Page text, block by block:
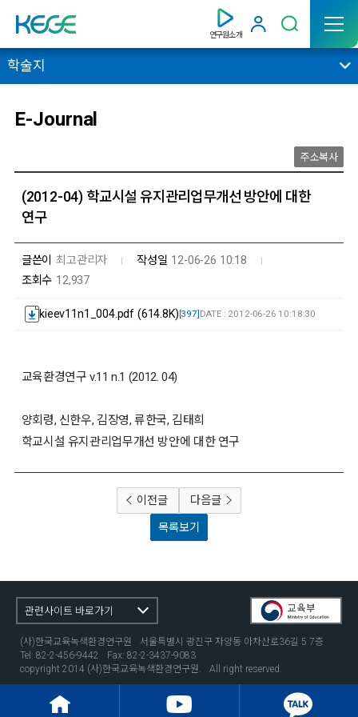
연구원소개
학술지
E-Journal
주소복사
(2012-04) 학교시설 유지관리업무개선 방안에 대한
연구
글쓴이 최고관리자 작성일 12-06-26 10:18
조회수 12,937
kieev11n1_004.pdf (614.8K)[397]DATE : 2012-06-26 10:18:30
교육환경연구 v.11 n.1 (2012. 04)
양회령, 신한우, 김장영, 류한국, 김태희
학교시설 유지관리업무개선 방안에 대한 연구
이전글 다음글
목록보기
(사)한국교육녹색환경연구원
서울특별시 광진구 자양동 아차산로36길 5 7층
Tel: 82-2-456-9442
Fax: 82-2-3437-9083
copyright 2014 (사)한국교육녹색환경연구원.
All right reserved.
관련사이트 바로가기